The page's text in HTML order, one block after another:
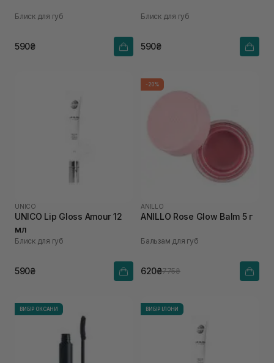
Блиск для губ
590₴
Блиск для губ
590₴
UNICO
UNICO Lip Gloss Amour 12
мл
Блиск для губ
590₴
-20%
ANILLO
ANILLO Rosе Glow Balm 5 г
Бальзам для губ
620₴775₴
ВИБІР ОКСАНИ ВИБІР ІЛОНИ